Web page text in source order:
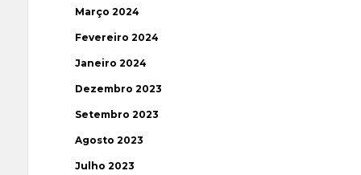
Março 2024
Fevereiro 2024
Janeiro 2024
Dezembro 2023
Setembro 2023
Agosto 2023
Julho 2023